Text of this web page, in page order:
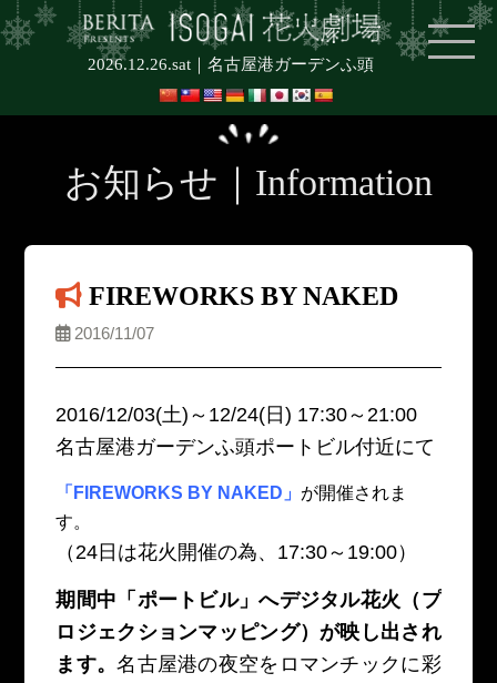
2026.12.26.sat｜名古屋港ガーデンふ頭
お知らせ｜Information
FIREWORKS BY NAKED
2016/11/07
2016/12/03(土)～12/24(日) 17:30～21:00
名古屋港ガーデンふ頭ポートビル付近にて
「FIREWORKS BY NAKED」 が開催されま
す。
（24日は花火開催の為、17:30～19:00）
期間中「ポートビル」へデジタル花火（プ
ロジェクションマッピング）が映し出され
ます。名古屋港の夜空をロマンチックに彩